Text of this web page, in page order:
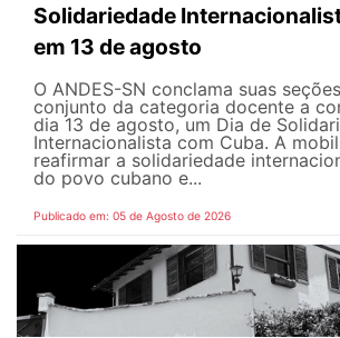
Solidariedade
em 13 de agosto
O ANDES-SN conclama suas
conjunto da categoria docente a
dia 13 de agosto, um Dia de
Internacionalista com Cuba. A
reafirmar a solidariedade
do povo cubano e...
Publicado em: 05 de Agosto de 2026